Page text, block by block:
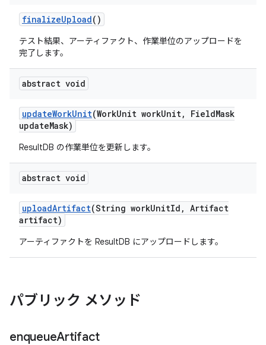
finalizeUpload()
テスト結果、アーティファクト、作業単位のアップロードを
完了します。
abstract void
updateWorkUnit(WorkUnit workUnit, FieldMask
updateMask)
ResultDB の作業単位を更新します。
abstract void
uploadArtifact(String workUnitId , Artifact
artifact)
アーティファクトを ResultDB にアップロードします。
パブリック メソッド
enqueueArtifact